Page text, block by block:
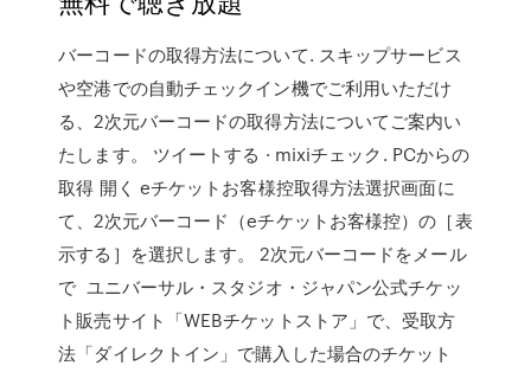
バーコードの取得方法について. スキップサービス
や空港での自動チェックイン機でご利用いただけ
る、2次元バーコードの取得方法についてご案内い
たします。 ツイートする · mixiチェック. PCからの
取得 開く eチケットお客様控取得方法選択画面に
て、2次元バーコード（eチケットお客様控）の［表
示する］を選択します。 2次元バーコードをメール
で ユニバーサル・スタジオ・ジャパン公式チケッ
ト販売サイト「WEBチケットストア」で、受取方
法「ダイレクトイン」で購入した場合のチケット